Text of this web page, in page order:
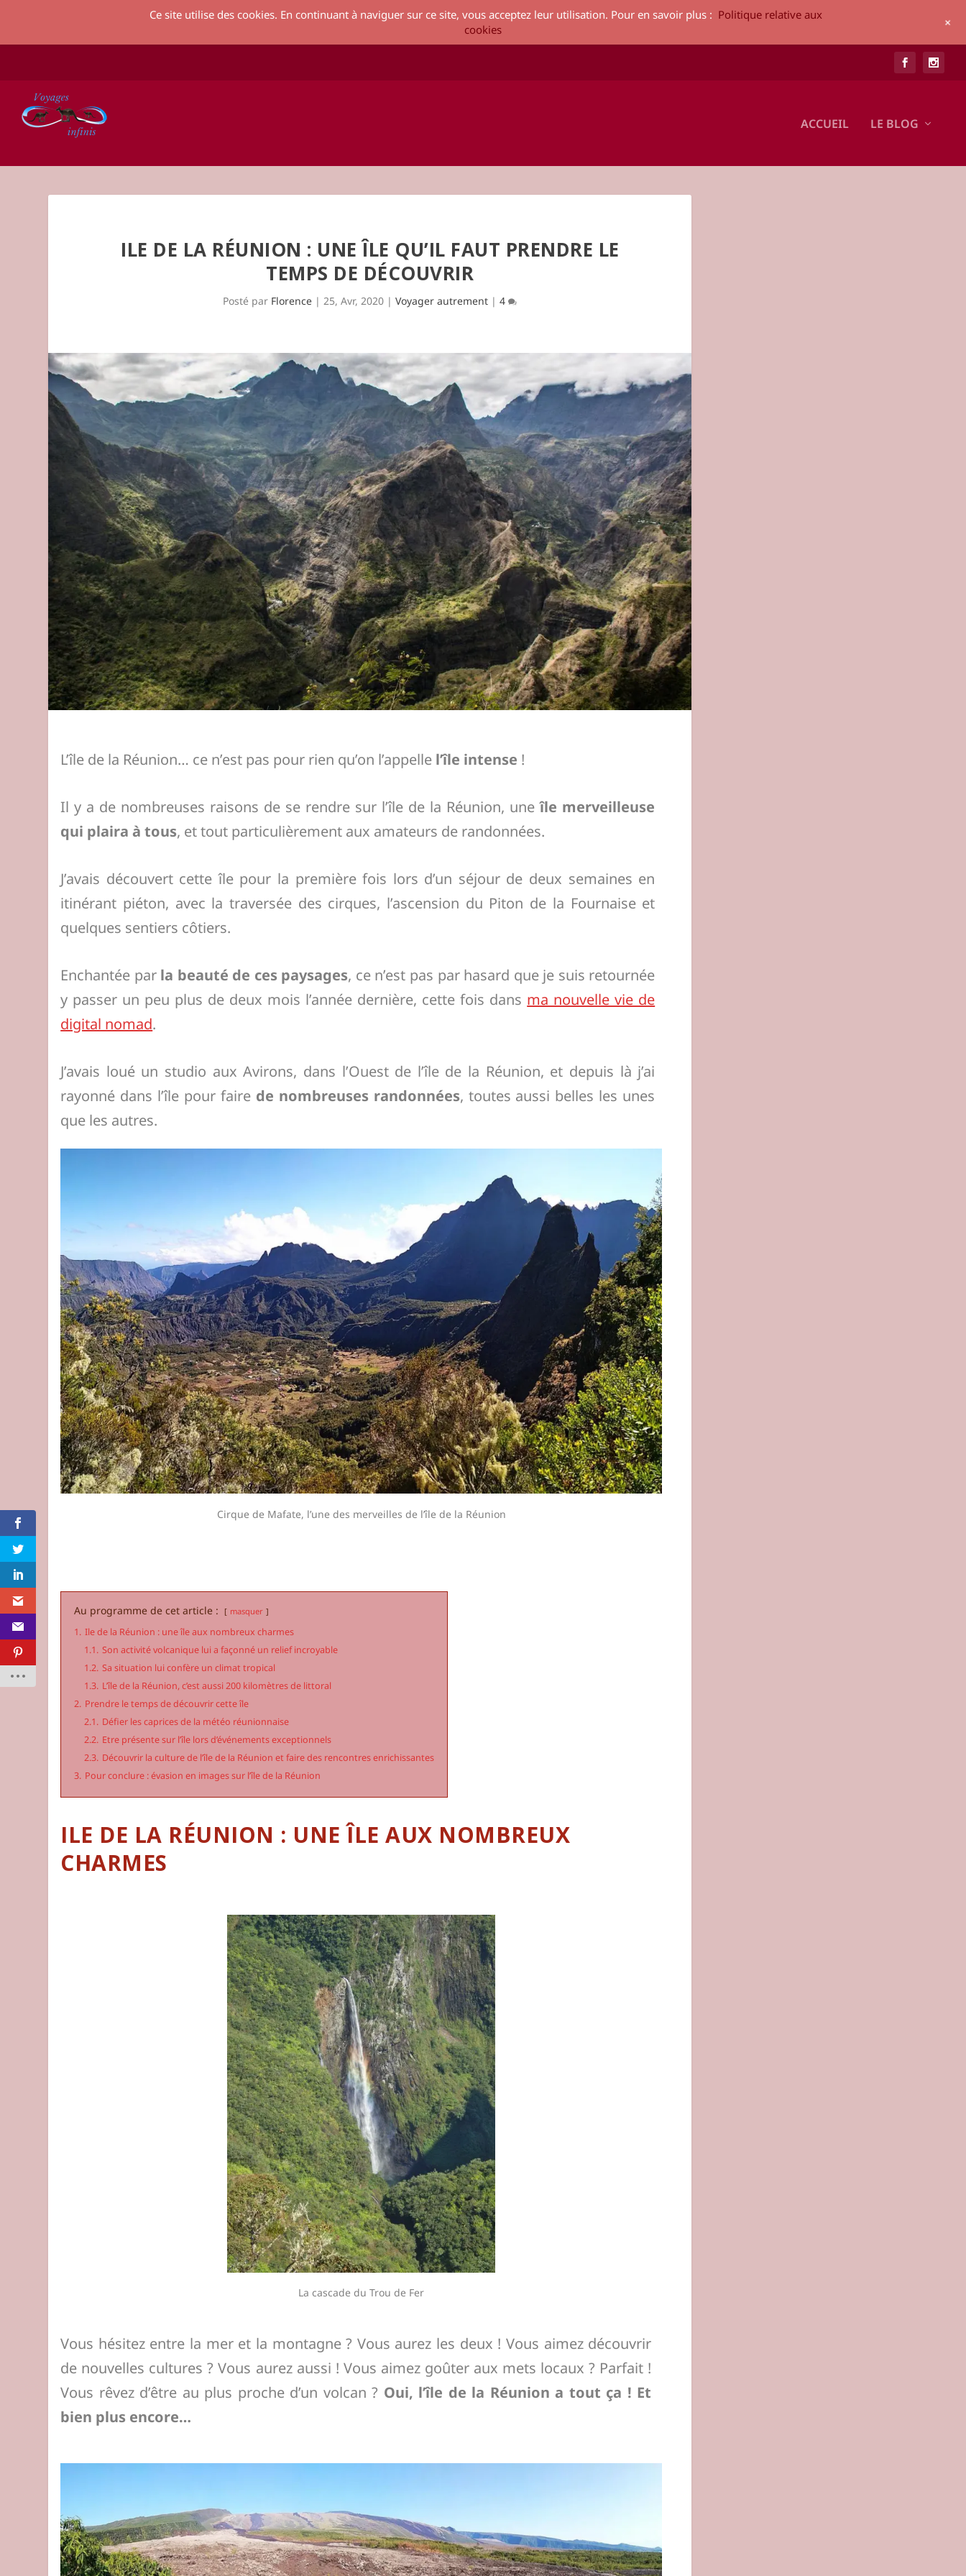
ACCUEIL LE BLOG
ILE DE LA RÉUNION : UNE ÎLE QU’IL FAUT PRENDRE LE
TEMPS DE DÉCOUVRIR
Posté par Florence |25, Avr, 2020 |Voyager autrement |4
L’île de la Réunion… ce n’est pas pour rien qu’on l’appelle l’île intense !
Il y a de nombreuses raisons de se rendre sur l’île de la Réunion, une île merveilleuse
qui plaira à tous, et tout particulièrement aux amateurs de randonnées.
J’avais découvert cette île pour la première fois lors d’un séjour de deux semaines en
itinérant piéton, avec la traversée des cirques, l’ascension du Piton de la Fournaise et
quelques sentiers côtiers.
Enchantée par la beauté de ces paysages, ce n’est pas par hasard que je suis retournée
y passer un peu plus de deux mois l’année dernière, cette fois dans ma nouvelle vie de
digital nomad.
J’avais loué un studio aux Avirons, dans l’Ouest de l’île de la Réunion, et depuis là j’ai
rayonné dans l’île pour faire de nombreuses randonnées, toutes aussi belles les unes
que les autres.
Cirque de Mafate, l’une des merveilles de l’île de la Réunion
Au programme de cet article : masquer
1. Ile de la Réunion : une île aux nombreux charmes
1.1. Son activité volcanique lui a façonné un relief incroyable
1.2. Sa situation lui confère un climat tropical
1.3. L’île de la Réunion, c’est aussi 200 kilomètres de littoral
2. Prendre le temps de découvrir cette île
2.1. Défier les caprices de la météo réunionnaise
2.2. Etre présente sur l’île lors d’événements exceptionnels
2.3. Découvrir la culture de l’île de la Réunion et faire des rencontres enrichissantes
3. Pour conclure : évasion en images sur l’île de la Réunion
ILE DE LA RÉUNION : UNE ÎLE AUX NOMBREUX
CHARMES
La cascade du Trou de Fer
Vous hésitez entre la mer et la montagne ? Vous aurez les deux ! Vous aimez découvrir
de nouvelles cultures ? Vous aurez aussi ! Vous aimez goûter aux mets locaux ? Parfait !
Vous rêvez d’être au plus proche d’un volcan ? Oui, l’île de la Réunion a tout ça ! Et
bien plus encore…
Ce site utilise des cookies. En continuant à naviguer sur ce site, vous acceptez leur utilisation. Pour en savoir plus : Politique relative aux
cookies
+